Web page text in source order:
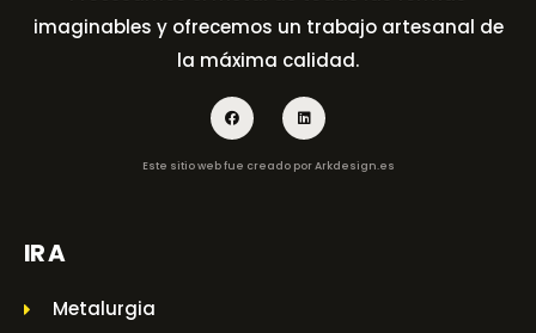
imaginables y ofrecemos un trabajo artesanal de
la máxima calidad.
Este sitio web fue creado porArkdesign.es
IR A
Metalurgia